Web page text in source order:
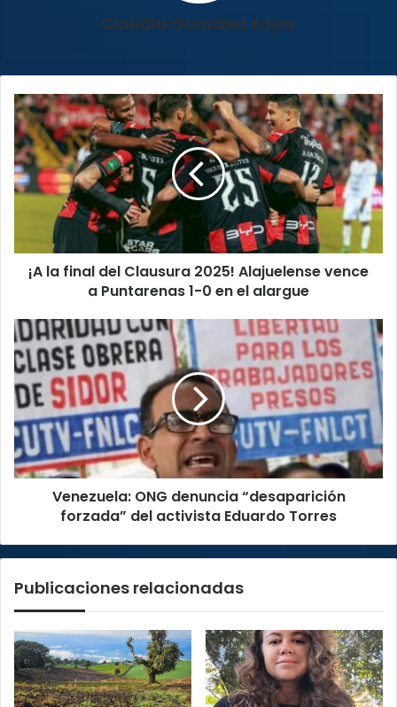
Claudia González Rojas
¡A
la
final
del
Clausura
2025!
Alajuelense
a
Puntarenas
en
el
alargue
¡A la final del Clausura 2025! Alajuelense vence
a Puntarenas 1-0 en el alargue
Venezuela:
ONG
denuncia
“desaparición
forzada”
del
activista
Eduardo
Torres
Venezuela: ONG denuncia “desaparición
forzada” del activista Eduardo Torres
Publicaciones relacionadas